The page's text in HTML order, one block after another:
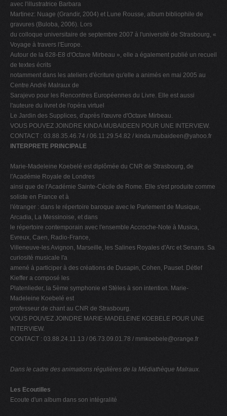
avec l'illustratrice Barbara
Martinez: Nuage (Grandir, 2004) et Lune Rousse, album bibliophile de
gravures (Buloba, 2006). Lors
du colloque universitaire de septembre 2007 à l'université de Strasbourg, «
Voyage à travers l'Europe.
Autour de la 628-E8 d'Octave Mirbeau », elle a également publié un recueil
de textes écrits
notamment dans les ateliers d'écriture qu'elle a animés en mai 2005 au
Centre André Malraux de
Sarajevo pour les Rencontres Européennes du Livre. Elle est aussi
l'auteure du livret de l'opéra virtuel
Le Jardin des Supplices, d'après l'œuvre d'Octave Mirbeau.
VOUS POUVEZ JOINDRE KINDA MUBAIDEEN POUR UNE INTERVIEW.
CONTACT : 03.88.35.46.74 / 06.11.29.54.82 / kinda.mubaideen@yahoo.fr
INTERPRETE PRINCIPALE
Marie-Madeleine Koebelé est diplômée du CNR de Strasbourg, de
l'Académie Royale de Londres
ainsi que de l'Académie Sainte-Cécile de Rome. Elle s'est produite comme
soliste en France et à
l'étranger : dans le répertoire baroque avec le Parlement de Musique,
Arcadia, La Messinoise, et dans
le répertoire contemporain avec l'ensemble Accroche-Note à Musica,
Evreux, Caen, Radio-France,
Villeneuve-les Avignon, Marseille, les Salines Royales d'Arc et Senans. Sa
curiosité musicale l'a
amené à participer à des créations de Dusapin, Cohen, Pauset. Détlef
Kieffer a composé les
Platenlieder, la 5ème symphonie et Stèles à son intention. Marie-
Madeleine Koebelé est
professeur de chant au CNR de Strasbourg.
VOUS POUVEZ JOINDRE MARIE-MADELEINE KOEBELE POUR UNE
INTERVIEW.
CONTACT : 03.88.24.11.13 / 06.73.09.01.78 / mmkoebele@orange.fr
Dans le cadre des animations régulières de la Médiathèque Malraux.
Les Ecoutilles
Ecoute d'un album dans son intégralité